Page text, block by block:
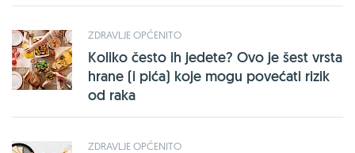
ZDRAVLJE OPĆENITO
Koliko često ih jedete? Ovo je šest vrsta
hrane (i pića) koje mogu povećati rizik
od raka
ZDRAVLJE OPĆENITO